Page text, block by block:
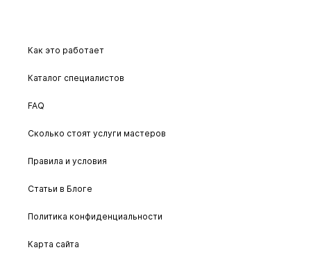
Как это работает
Каталог специалистов
FAQ
Сколько стоят услуги мастеров
Правила и условия
Статьи в Блоге
Политика конфиденциальности
Карта сайта